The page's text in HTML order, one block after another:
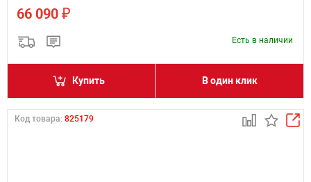
66 090 ₽
Есть в наличии
Купить В один клик
Код товара: 825179